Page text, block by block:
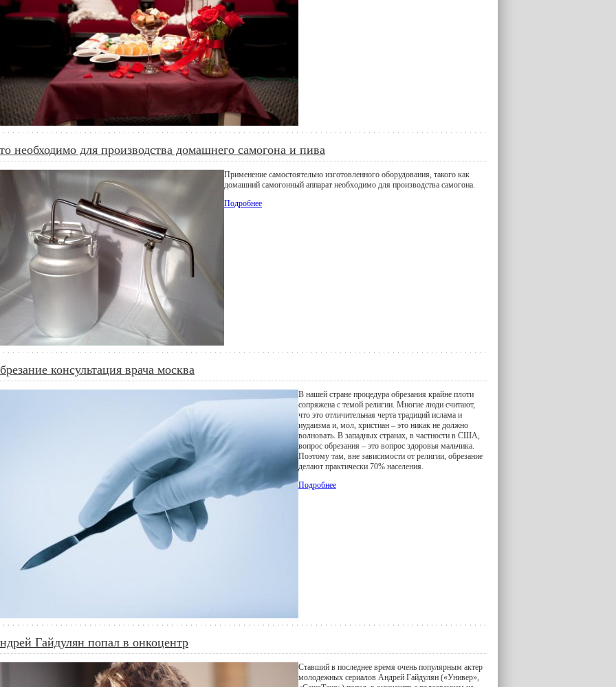
необходимо для производства домашнего самогона и пива
Применение самостоятельно изготовленного оборудования, такого как
домашний самогонный аппарат необходимо для производства самогона.
Подробнее
консультация врача москва
В нашей стране процедура обрезания крайне плоти
сопряжена с темой религии. Многие люди считают,
что это отличительная черта традиций ислама и
иудаизма и, мол, христиан – это никак не должно
волновать. В западных странах, в частности в США,
вопрос обрезания – это вопрос здоровья мальчика.
Поэтому там, вне зависимости от религии, обрезание
делают практически 70% населения.
Подробнее
Гайдулян попал в онкоцентр
Ставший в последнее время очень популярным актер
молодежных сериалов Андрей Гайдулян («Универ»,